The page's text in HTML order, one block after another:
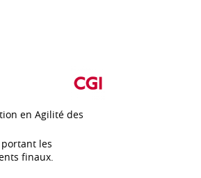
en Agilité des
les
finaux.